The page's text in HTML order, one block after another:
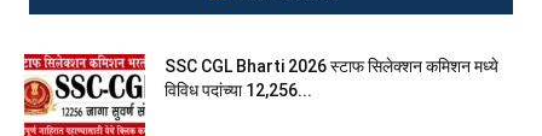
SSC CGL Bharti 2026 स्टाफ सिलेक्शन कमिशन मध्ये
विविध पदांच्या 12,256...